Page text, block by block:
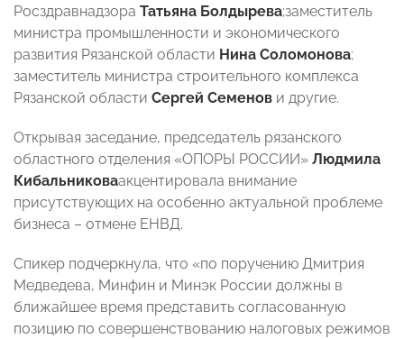
Росздравнадзора Татьяна Болдырева;заместитель
министра промышленности и экономического
развития Рязанской области Нина Соломонова;
заместитель министра строительного комплекса
Рязанской области Сергей Семенов и другие.
Открывая заседание, председатель рязанского
областного отделения «ОПОРЫ РОССИИ» Людмила
Кибальниковаакцентировала внимание
присутствующих на особенно актуальной проблеме
бизнеса – отмене ЕНВД.
Спикер подчеркнула, что «по поручению Дмитрия
Медведева, Минфин и Минэк России должны в
ближайшее время представить согласованную
позицию по совершенствованию налоговых режимов